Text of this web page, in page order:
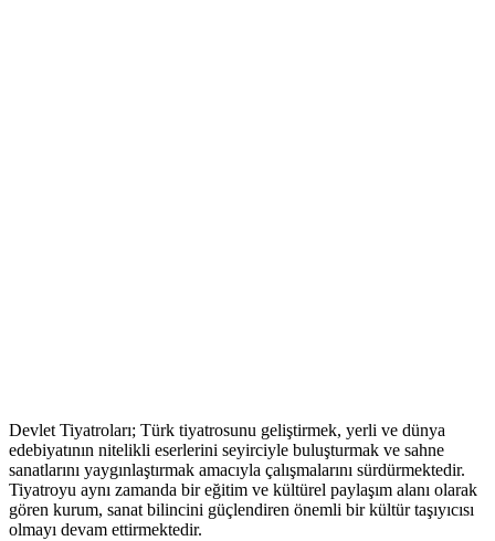
Devlet Tiyatroları; Türk tiyatrosunu geliştirmek, yerli ve dünya
edebiyatının nitelikli eserlerini seyirciyle buluşturmak ve sahne
sanatlarını yaygınlaştırmak amacıyla çalışmalarını sürdürmektedir.
Tiyatroyu aynı zamanda bir eğitim ve kültürel paylaşım alanı olarak
gören kurum, sanat bilincini güçlendiren önemli bir kültür taşıyıcısı
olmayı devam ettirmektedir.